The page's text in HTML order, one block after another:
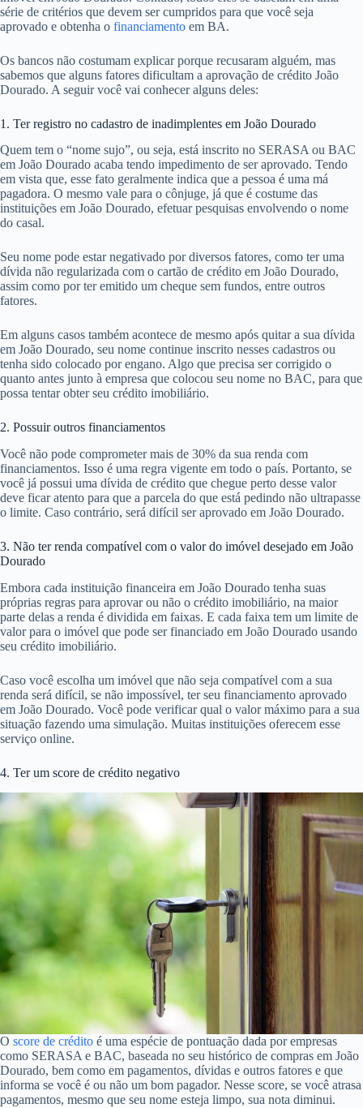
série de critérios que devem ser cumpridos para que você seja
aprovado e obtenha o financiamento em BA.
Os bancos não costumam explicar porque recusaram alguém, mas
sabemos que alguns fatores dificultam a aprovação de crédito João
Dourado. A seguir você vai conhecer alguns deles:
1. Ter registro no cadastro de inadimplentes em João Dourado
Quem tem o “nome sujo”, ou seja, está inscrito no SERASA ou BAC
em João Dourado acaba tendo impedimento de ser aprovado. Tendo
em vista que, esse fato geralmente indica que a pessoa é uma má
pagadora. O mesmo vale para o cônjuge, já que é costume das
instituições em João Dourado, efetuar pesquisas envolvendo o nome
do casal.
Seu nome pode estar negativado por diversos fatores, como ter uma
dívida não regularizada com o cartão de crédito em João Dourado,
assim como por ter emitido um cheque sem fundos, entre outros
fatores.
Em alguns casos também acontece de mesmo após quitar a sua dívida
em João Dourado, seu nome continue inscrito nesses cadastros ou
tenha sido colocado por engano. Algo que precisa ser corrigido o
quanto antes junto à empresa que colocou seu nome no BAC, para que
possa tentar obter seu crédito imobiliário.
2. Possuir outros financiamentos
Você não pode comprometer mais de 30% da sua renda com
financiamentos. Isso é uma regra vigente em todo o país. Portanto, se
você já possui uma dívida de crédito que chegue perto desse valor
deve ficar atento para que a parcela do que está pedindo não ultrapasse
o limite. Caso contrário, será difícil ser aprovado em João Dourado.
3. Não ter renda compatível com o valor do imóvel desejado em João
Dourado
Embora cada instituição financeira em João Dourado tenha suas
próprias regras para aprovar ou não o crédito imobiliário, na maior
parte delas a renda é dividida em faixas. E cada faixa tem um limite de
valor para o imóvel que pode ser financiado em João Dourado usando
seu crédito imobiliário.
Caso você escolha um imóvel que não seja compatível com a sua
renda será difícil, se não impossível, ter seu financiamento aprovado
em João Dourado. Você pode verificar qual o valor máximo para a sua
situação fazendo uma simulação. Muitas instituições oferecem esse
serviço online.
4. Ter um score de crédito negativo
O score de crédito é uma espécie de pontuação dada por empresas
como SERASA e BAC, baseada no seu histórico de compras em João
Dourado, bem como em pagamentos, dívidas e outros fatores e que
informa se você é ou não um bom pagador. Nesse score, se você atrasa
pagamentos, mesmo que seu nome esteja limpo, sua nota diminui.